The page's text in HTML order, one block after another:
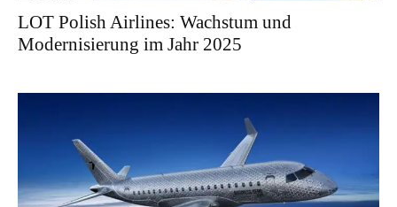
LOT Polish Airlines: Wachstum und
Modernisierung im Jahr 2025